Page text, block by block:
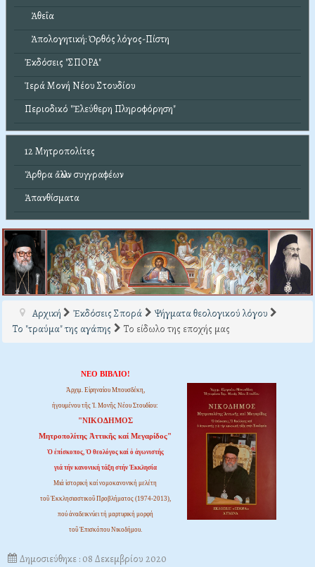
Ἀθεΐα
Ἀπολογητική: Ὀρθός λόγος-Πίστη
Ἐκδόσεις "ΣΠΟΡΑ"
Ἱερά Μονή Νέου Στουδίου
Περιοδικό "Ἐλεύθερη Πληροφόρηση"
12 Μητροπολίτες
Ἄρθρα ἄλλων συγγραφέων
Ἀπανθίσματα
Αρχική Ἐκδόσεις Σπορά
Ψήγματα θεολογικού λόγου
Το "τραύμα" της αγάπης
Το είδωλο της εποχής μας
ΝΕΟ ΒΙΒΛΙΟ!
Ἀρχιμ. Εἰρηναίου Μπουσδέκη,
ἡγουμένου τῆς Ἱ. Μονῆς Νέου Στουδίου:
"ΝΙΚΟΔΗΜΟΣ
Μητροπολίτης Ἀττικῆς καί Μεγαρίδος"
Ὁ ἐπίσκοπος, Ὁ θεολόγος καί ὁ ἀγωνιστής
γιά τήν κανονική τάξη στήν Ἐκκλησία
Μιά ἱστορική καί νομοκανονική μελέτη
τοῦ Ἐκκλησιαστικοῦ Προβλήματος (1974-2013),
πού ἀναδεικνύει τή μαρτυρική μορφή
τοῦ Ἐπισκόπου Νικοδήμου.
Δημοσιεύθηκε : 08 Δεκεμβρίου 2020